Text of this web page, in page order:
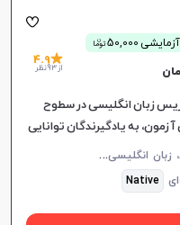
آزمایشی 50,000 توما
ن
4.9
از 93 نظر
۱۹ سال تجربه تدریس زبان انگلیسی در سطوح
به یادگیرندگان توانایی
م
کالمه زبان انگلیسی، زبان انگلیسی عمومی، گرامر زبان انگلیسی، زبان انگلیسی آمریکایی، زبان انگلیسی کنکور سراسری، زبان انگلیسی کنکور کاردانی، زبان انگلیسی کنکور ارشد، زبان انگلیسی هفتم دبیرستان، زبان انگلیسی هشتم دبیرستان، زبان انگلیسی نهم دبیرستان، زبان انگلیسی دهم دبیرستان، زبان انگلیسی یازدهم دبیرستان، زبان انگلیسی دوازدهم دبیرستان، زبان انگلیسی کودکان
Native